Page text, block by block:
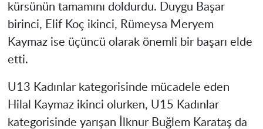
kürsünün tamamını doldurdu. Duygu Başar
birinci, Elif Koç ikinci, Rümeysa Meryem
Kaymaz ise üçüncü olarak önemli bir başarı elde
etti.
U13 Kadınlar kategorisinde mücadele eden
Hilal Kaymaz ikinci olurken, U15 Kadınlar
kategorisinde yarışan İlknur Buğlem Karataş da